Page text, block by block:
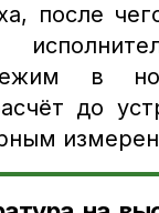
после
в
до